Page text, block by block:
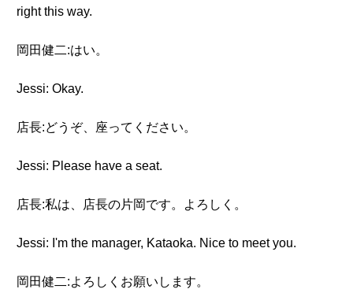
right this way.
岡田健二:はい。
Jessi: Okay.
店長:どうぞ、座ってください。
Jessi: Please have a seat.
店長:私は、店長の片岡です。よろしく。
Jessi: I'm the manager, Kataoka. Nice to meet you.
岡田健二:よろしくお願いします。